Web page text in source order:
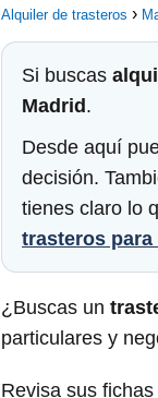
Alquiler de trasteros
Si buscas
Madrid .
Desde aquí
decisión.
tienes claro lo
trasteros para
¿Buscas un
particulares y
Revisa sus